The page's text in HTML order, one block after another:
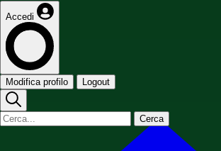
Accedi
Modifica profilo Logout
Cerca